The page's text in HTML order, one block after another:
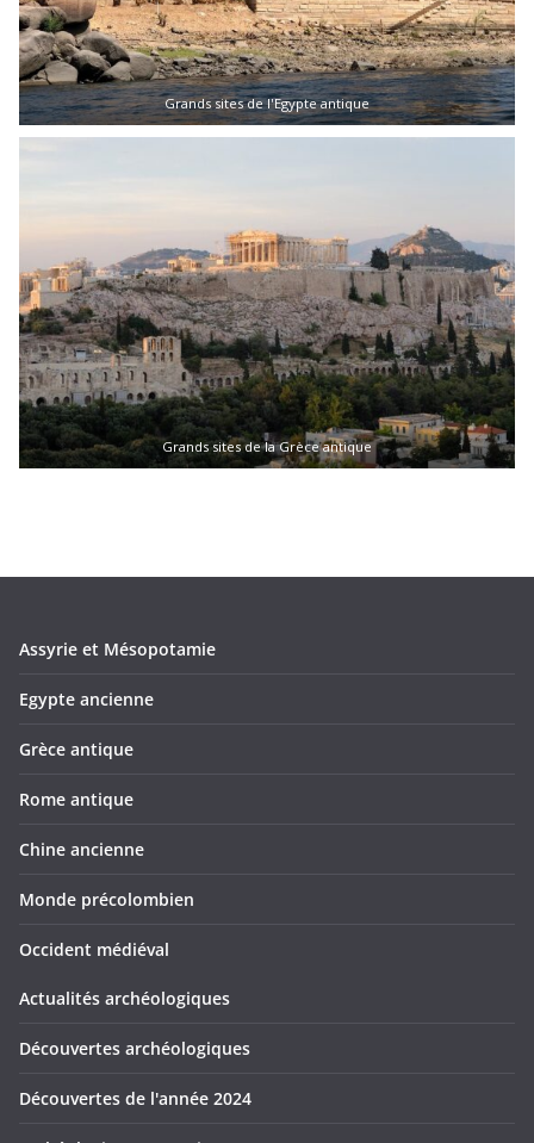
Grands sites de l'Egypte antique
Grands sites de la Grèce antique
Assyrie et Mésopotamie
Egypte ancienne
Grèce antique
Rome antique
Chine ancienne
Monde précolombien
Occident médiéval
Actualités archéologiques
Découvertes archéologiques
Découvertes de l'année 2024